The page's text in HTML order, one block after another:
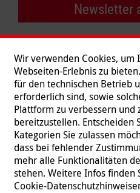
Newsletter
Folgen Sie uns
Wir verwenden Cookies, um
Webseiten-Erlebnis zu
für den technischen Betrieb
erforderlich sind, sowie
Plattform zu verbessern und
bereitzustellen. Entscheiden
Kategorien Sie zulassen
dass bei fehlender
mehr alle Funktionalitäten
stehen. Weitere Infos finden
Cookie-